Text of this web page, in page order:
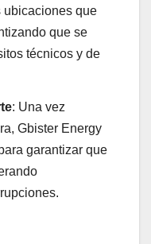
ubicaciones que
que se
técnicos y de
: Una vez
Gbister Energy
garantizar que